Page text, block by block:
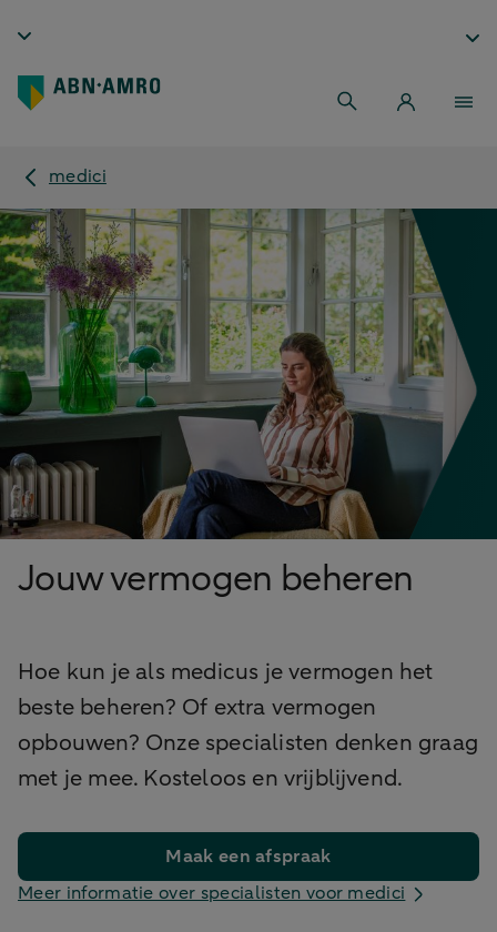
medici
Jouw vermogen beheren
Hoe kun je als medicus je vermogen het
beste beheren? Of extra vermogen
opbouwen? Onze specialisten denken graag
met je mee. Kosteloos en vrijblijvend.
Maak een afspraak
Meer informatie over specialisten voor medici